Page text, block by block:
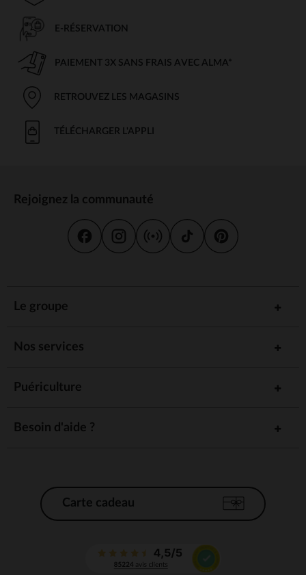
E-RÉSERVATION
PAIEMENT 3X SANS FRAIS AVEC ALMA*
RETROUVEZ LES MAGASINS
TÉLÉCHARGER L'APPLI
Rejoignez la communauté
Le groupe
Nos services
Puériculture
Besoin d'aide ?
Carte cadeau